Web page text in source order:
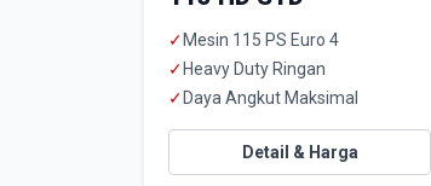
✓ Mesin 115 PS Euro 4
✓ Heavy Duty Ringan
✓ Daya Angkut Maksimal
Detail & Harga